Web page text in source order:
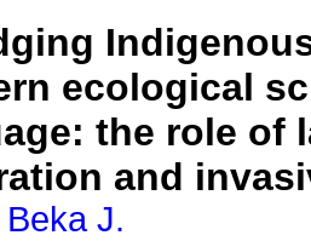
ecological
the role of
and
J.